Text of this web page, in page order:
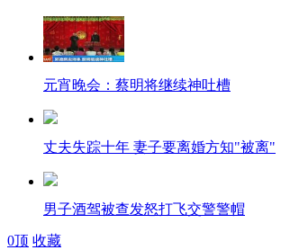
元宵晚会：蔡明将继续神吐槽
丈夫失踪十年 妻子要离婚方知"被离"
男子酒驾被查发怒打飞交警警帽
0顶 收藏